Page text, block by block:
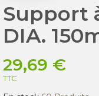
Support
DIA.
29,69 €
TTC